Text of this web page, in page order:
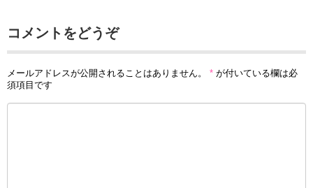
コメントをどうぞ
メールアドレスが公開されることはありません。 * が付いている欄は必
須項目です